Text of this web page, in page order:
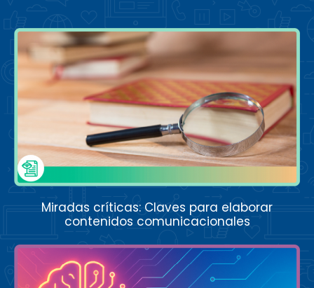
Miradas críticas: Claves para elaborar
contenidos comunicacionales